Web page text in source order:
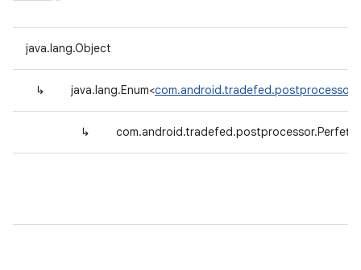
java.lang.Object
↳ java.lang.Enum<
↳